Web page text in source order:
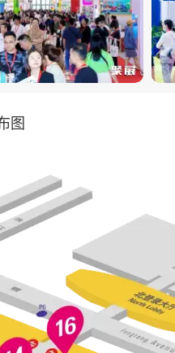
增设“潮玩专馆”，聚焦14
、球型关节人偶、棉花
长率达24%，为企业抢
具市场份额的产业优势
场、链接国际资源搭建高
插玩具到智能玩具、DIY
与行业发展趋势。
代、Funko、卡游、TOP
过展示文化创意与传统IP
升级。
列论坛、研讨会和商务
图